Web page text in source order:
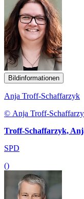
Bildinformationen
Anja Troff-Schaffarzyk
© Anja Troff-
Troff-Schaffarzyk,
SPD
()